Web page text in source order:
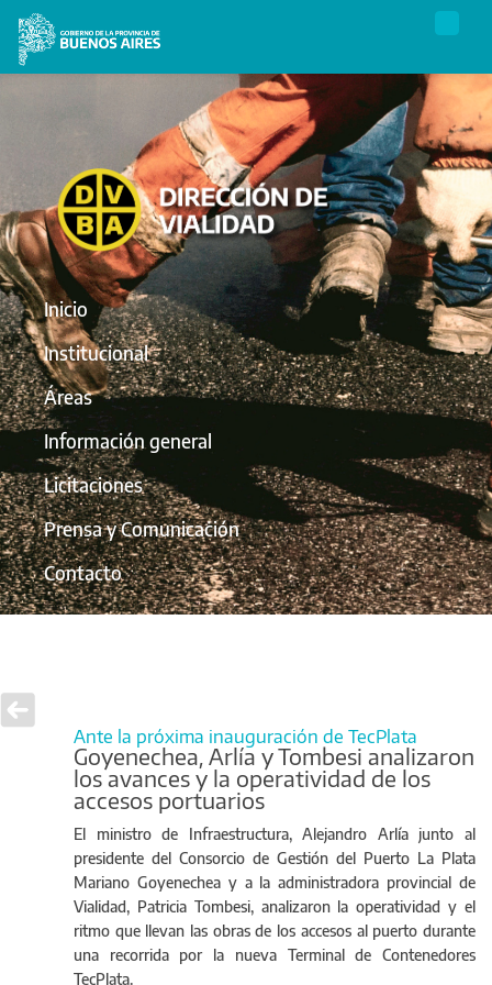
Inicio
Institucional
Áreas
Información general
Licitaciones
Prensa y Comunicación
Contacto
Ante la próxima inauguración de TecPlata
Goyenechea, Arlía y Tombesi analizaron
los avances y la operatividad de los
accesos portuarios
El ministro de Infraestructura, Alejandro Arlía junto al
presidente del Consorcio de Gestión del Puerto La Plata
Mariano Goyenechea y a la administradora provincial de
Vialidad, Patricia Tombesi, analizaron la operatividad y el
ritmo que llevan las obras de los accesos al puerto durante
una recorrida por la nueva Terminal de Contenedores
TecPlata.